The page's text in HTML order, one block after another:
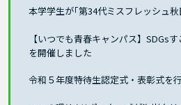
本学学生が｢第34代ミスフレッシュ
【いつでも青春キャンパス】SDGs
を開催しました
令和５年度特待生認定式・表彰式を